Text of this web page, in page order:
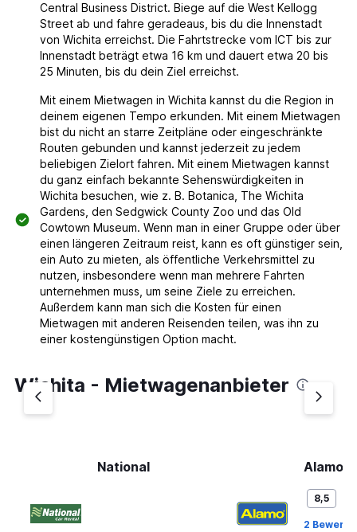
Central Business District. Biege auf die West Kellogg
Street ab und fahre geradeaus, bis du die Innenstadt
von Wichita erreichst. Die Fahrtstrecke vom ICT bis zur
Innenstadt beträgt etwa 16 km und dauert etwa 20 bis
25 Minuten, bis du dein Ziel erreichst.
Mit einem Mietwagen in Wichita kannst du die Region in
deinem eigenen Tempo erkunden. Mit einem Mietwagen
bist du nicht an starre Zeitpläne oder eingeschränkte
Routen gebunden und kannst jederzeit zu jedem
beliebigen Zielort fahren. Mit einem Mietwagen kannst
du ganz einfach bekannte Sehenswürdigkeiten in
Wichita besuchen, wie z. B. Botanica, The Wichita
Gardens, den Sedgwick County Zoo und das Old
Cowtown Museum. Wenn man in einer Gruppe oder über
einen längeren Zeitraum reist, kann es oft günstiger sein,
ein Auto zu mieten, als öffentliche Verkehrsmittel zu
nutzen, insbesondere wenn man mehrere Fahrten
unternehmen muss, um seine Ziele zu erreichen.
Außerdem kann man sich die Kosten für einen
Mietwagen mit anderen Reisenden teilen, was ihn zu
einer kostengünstigen Option macht.
Wichita - Mietwagenanbieter
National Alamo
8,5
2